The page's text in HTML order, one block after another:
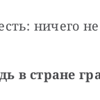
ничего
в стране